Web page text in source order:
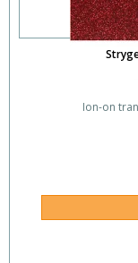
Ion-on